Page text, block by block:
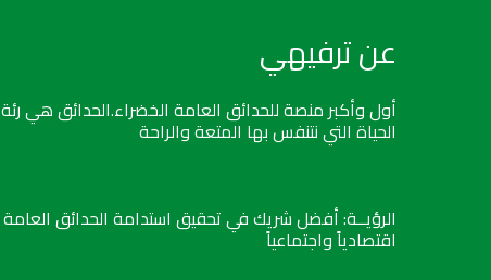
عن ترفيهي
أول وأكبر منصة للحدائق العامة الخضراء.الحدائق هي رئة
الحياة التي نتنفس بها المتعة والراحة
الرؤيــة: أفضل شريك في تحقيق استدامة الحدائق العامة
اقتصادياً واجتماعياً